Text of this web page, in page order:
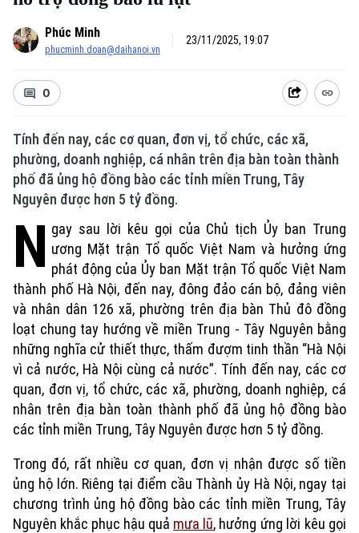
Phúc Minh
phucminh.doan@daihanoi.vn
23/11/2025, 19:07
0
Tính đến nay, các cơ quan, đơn vị, tổ chức, các xã,
phường, doanh nghiệp, cá nhân trên địa bàn toàn thành
phố đã ủng hộ đồng bào các tỉnh miền Trung, Tây
Nguyên được hơn 5 tỷ đồng.
N gay sau lời kêu gọi của Chủ tịch Ủy ban Trung
ương Mặt trận Tổ quốc Việt Nam và hưởng ứng
phát động của Ủy ban Mặt trận Tổ quốc Việt Nam
thành phố Hà Nội, đến nay, đông đảo cán bộ, đảng viên
và nhân dân 126 xã, phường trên địa bàn Thủ đô đồng
loạt chung tay hướng về miền Trung - Tây Nguyên bằng
những nghĩa cử thiết thực, thấm đượm tinh thần “Hà Nội
vì cả nước, Hà Nội cùng cả nước”. Tính đến nay, các cơ
quan, đơn vị, tổ chức, các xã, phường, doanh nghiệp, cá
nhân trên địa bàn toàn thành phố đã ủng hộ đồng bào
các tỉnh miền Trung, Tây Nguyên được hơn 5 tỷ đồng.
Trong đó, rất nhiều cơ quan, đơn vị nhận được số tiền
ủng hộ lớn. Riêng tại điểm cầu Thành ủy Hà Nội, ngay tại
chương trình ủng hộ đồng bào các tỉnh miền Trung, Tây
Nguyên khắc phục hậu quả mưa lũ, hưởng ứng lời kêu gọi